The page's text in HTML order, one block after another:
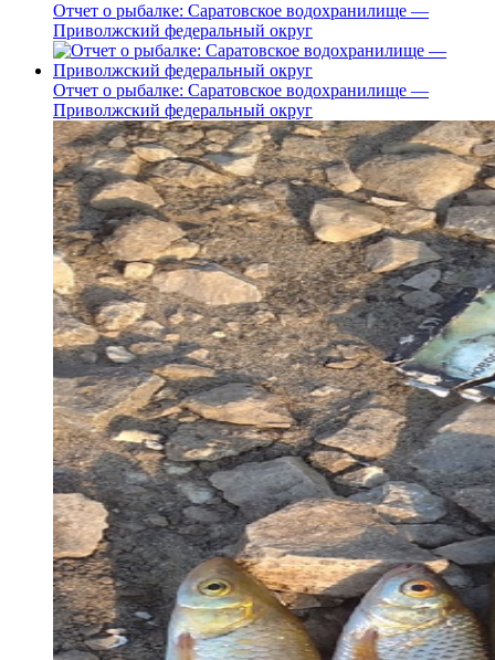
Отчет о рыбалке: Саратовское водохранилище —
Приволжский федеральный округ
Отчет о рыбалке: Саратовское водохранилище —
Приволжский федеральный округ